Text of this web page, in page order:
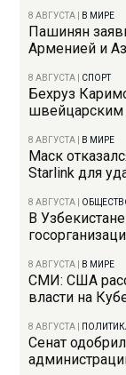
8 АВГУСТА В МИРЕ
Пашинян
Арменией и
8 АВГУСТА СПОРТ
Бехруз
швейцарским
8 АВГУСТА В МИРЕ
Маск
Starlink для
8 АВГУСТА
В
8 АВГУСТА В МИРЕ
СМИ: США
власти на
8 АВГУСТА
Сенат